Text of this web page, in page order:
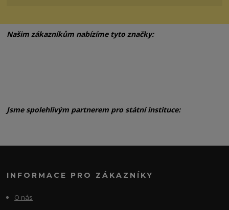
Našim zákazníkům nabízíme tyto značky:
Jsme spolehlivým partnerem pro státní instituce:
INFORMACE PRO ZÁKAZNÍKY
O nás